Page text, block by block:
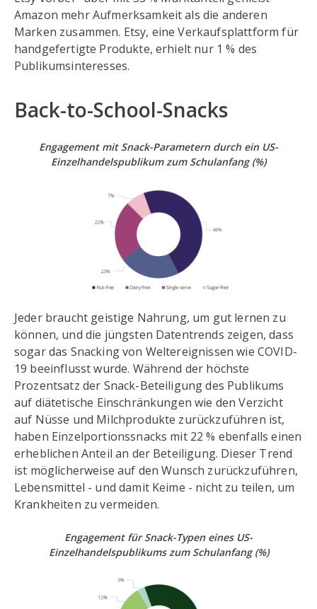
Amazon mehr Aufmerksamkeit als die anderen
Marken zusammen. Etsy, eine Verkaufsplattform für
handgefertigte Produkte, erhielt nur 1 % des
Publikumsinteresses.
Back-to-School-Snacks
Engagement mit Snack-Parametern durch ein US-
Einzelhandelspublikum zum Schulanfang (%)
Jeder braucht geistige Nahrung, um gut lernen zu
können, und die jüngsten Datentrends zeigen, dass
sogar das Snacking von Weltereignissen wie COVID-
19 beeinflusst wurde. Während der höchste
Prozentsatz der Snack-Beteiligung des Publikums
auf diätetische Einschränkungen wie den Verzicht
auf Nüsse und Milchprodukte zurückzuführen ist,
haben Einzelportionssnacks mit 22 % ebenfalls einen
erheblichen Anteil an der Beteiligung. Dieser Trend
ist möglicherweise auf den Wunsch zurückzuführen,
Lebensmittel - und damit Keime - nicht zu teilen, um
Krankheiten zu vermeiden.
Engagement für Snack-Typen eines US-
Einzelhandelspublikums zum Schulanfang (%)